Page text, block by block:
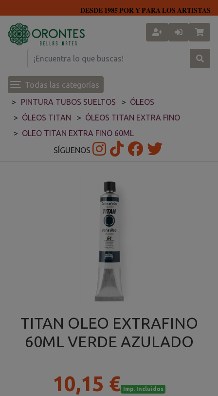
𝐃𝐄𝐒𝐃𝐄 𝟏𝟗𝟖𝟓 𝐏𝐎𝐑 𝐘 𝐏𝐀𝐑𝐀 𝐋𝐎𝐒 𝐀𝐑𝐓𝐈𝐒𝐓𝐀𝐒
Todas las categorías
PINTURA TUBOS SUELTOS
ÓLEOS
ÓLEOS TITAN
ÓLEOS TITAN EXTRA FINO
OLEO TITAN EXTRA FINO 60ML
SÍGUENOS
TITAN OLEO EXTRAFINO
60ML VERDE AZULADO
10,15 € Imp. Incluidos